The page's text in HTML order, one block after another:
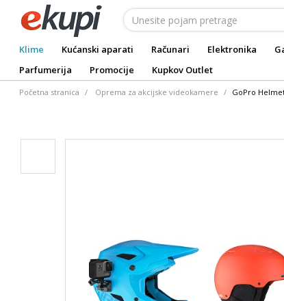
Klime Kućanski aparati Računari Elektronika
Parfumerija
Promocije Kupkov Outlet
Početna stranica Oprema za akcijske videokamere GoPro